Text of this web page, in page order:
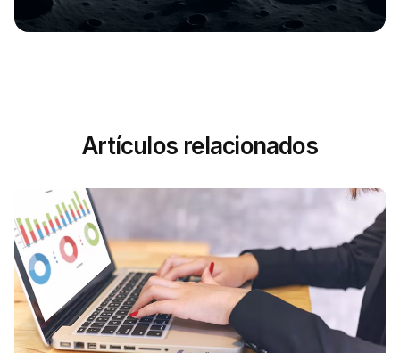
Artículos relacionados